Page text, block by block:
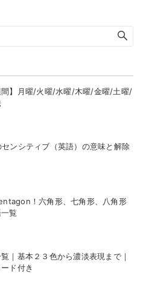
間】月曜/火曜/水曜/木曜/金曜/土曜/
ンシティブ（英語）の意味と解除
！六角形、七角形、八角形
覧
覧｜基本２３色から濃淡表現まで｜
ド付き